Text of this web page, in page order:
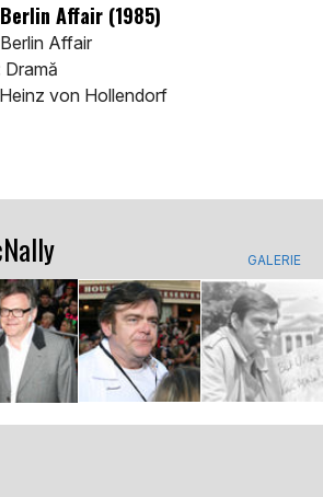
Affair (1985)
Affair
Dramă
von Hollendorf
GALERIE